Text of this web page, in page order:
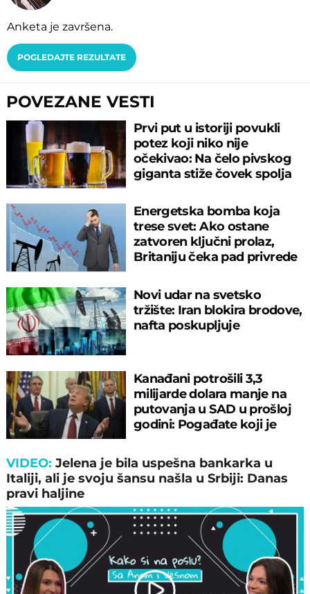
Anketa je završena.
POGLEDAJTE REZULTATE
POVEZANE VESTI
Prvi put u istoriji povukli
potez koji niko nije
očekivao: Na čelo pivskog
giganta stiže čovek spolja
Energetska bomba koja
trese svet: Ako ostane
zatvoren ključni prolaz,
Britaniju čeka pad privrede
Novi udar na svetsko
tržište: Iran blokira brodove,
nafta poskupljuje
Kanađani potrošili 3,3
milijarde dolara manje na
putovanja u SAD u prošloj
godini: Pogađate koji je
VIDEO:Jelena je bila uspešna bankarka u
Italiji, ali je svoju šansu našla u Srbiji: Danas
pravi haljine